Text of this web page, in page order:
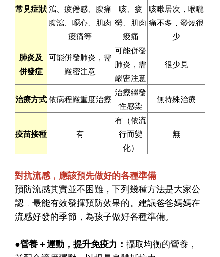
常見症狀 瀉、疲倦感、腹痛
腹瀉、噁心、肌肉
痠痛等
咳、疲
勞、肌肉
痠痛
咳嗽居次，喉嚨
痛不多，發燒很
少
肺炎及
併發症
可能併發肺炎，需
嚴密注意
可能併發
肺炎，需
嚴密注意
很少見
治療方式 依病程嚴重度治療
治療繼發
性感染
無特殊治療
疫苗接種 有
有（依流
行而變
化）
無
對抗流感，應該預先做好的各種準備
預防流感其實並不困難，下列幾種方法是大家公
認，最能有效發揮預防效果的。建議爸爸媽媽在
流感好發的季節，為孩子做好各種準備。
●營養＋運動，提升免疫力： 攝取均衡的營養，